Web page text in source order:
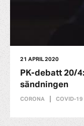
21 APRIL 2020
PK-debatt 20/
sändningen
CORONA COVID-19